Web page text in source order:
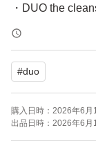
・DUO the
めらか肌に。毛
したとろけるク
・【1つで5役】
ア・マッサージ
す。W洗顔や泡
・【2種の炭を
#duo
購入日時： 2026年6月
出品日時： 2026年6月